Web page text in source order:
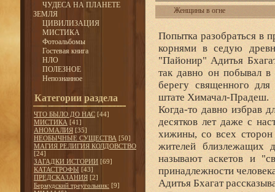
ЧУДЕСА НА ПЛАНЕТЕ
ЗЕМЛЯ
ЦИВИЛИЗАЦИЯ
МИСТИКА
Фотоальбомы
Гостевая книга
НЛО
ПОЛЕЗНОЕ
Непознанное
Категории раздела
ЧТО БЫЛО ДО НАС [44]
МИСТИКА [41]
АНОМАЛИЯ [35]
НЕОБЫЧНЫЕ СУЩЕСТВА [50]
МАГИЯ РЕЛИГИЯ КОЛДОВСТВО
[24]
ЗАГАДКИ ИСТОРИИ [69]
КАТАСТРОФЫ [43]
ПРЕДСКАЗАНИЯ [2]
Бермудский треугольник: [9]
Женщины в огне
Попытка разобраться в
корнями в седую
"Пайонир" Адитья
так давно он побывал в
берегу священного
штате Химачал-Прадеш.
Когда-то давно избрав
десятков лет даже с
хижины, со всех
жителей близлежащих
называют аскетов и
принадлежности
Адитья Бхагат